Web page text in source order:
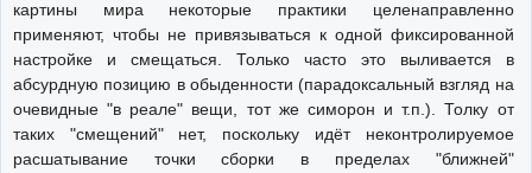
картины мира некоторые практики целенаправленно
применяют, чтобы не привязываться к одной фиксированной
настройке и смещаться. Только часто это выливается в
абсурдную позицию в обыденности (парадоксальный взгляд на
очевидные "в реале" вещи, тот же симорон и т.п.). Толку от
таких "смещений" нет, поскольку идёт неконтролируемое
расшатывание точки сборки в пределах "ближней"